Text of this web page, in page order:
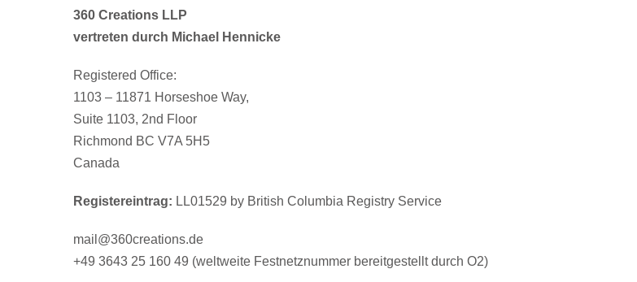
360 Creations LLP
vertreten durch Michael Hennicke
Registered Office:
1103 – 11871 Horseshoe Way,
Suite 1103, 2nd Floor
Richmond BC V7A 5H5
Canada
Registereintrag: LL01529 by British Columbia Registry Service
mail@360creations.de
+49 3643 25 160 49 (weltweite Festnetznummer bereitgestellt durch O2)